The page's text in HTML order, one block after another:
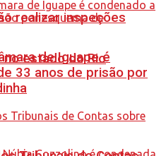
realizar inspeções
estado do Rio
de Iguape é
33 anos de prisão por